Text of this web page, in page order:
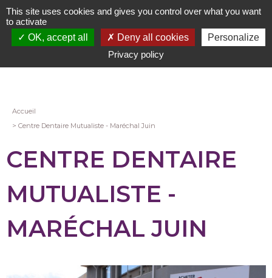
Aller
au
contenu
Fil
Accueil
Centre Dentaire Mutualiste - Maréchal Juin
CENTRE DENTAIRE
MUTUALISTE -
MARÉCHAL JUIN
This site uses cookies and gives you control over what you want
to activate
OK, accept all
Deny all cookies
Personalize
Privacy policy